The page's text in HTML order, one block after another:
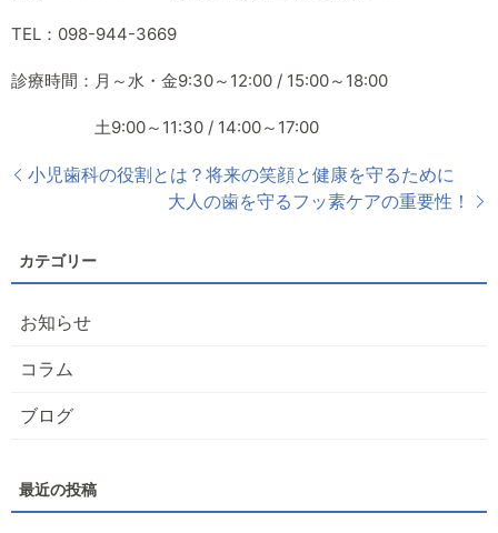
TEL：098-944-3669
診療時間：月～水・金9:30～12:00 / 15:00～18:00
土9:00～11:30 / 14:00～17:00
小児歯科の役割とは？将来の笑顔と健康を守るために
大人の歯を守るフッ素ケアの重要性！
お知らせ
コラム
ブログ